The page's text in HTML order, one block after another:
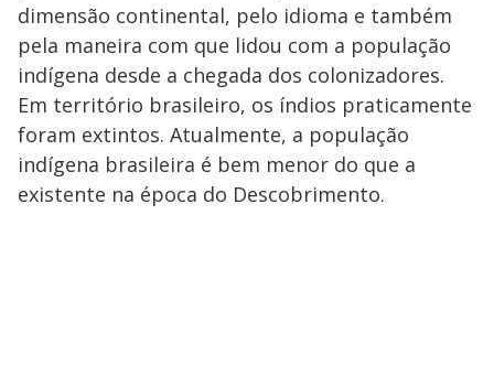
dimensão continental, pelo idioma e também
pela maneira com que lidou com a população
indígena desde a chegada dos colonizadores.
Em território brasileiro, os índios praticamente
foram extintos. Atualmente, a população
indígena brasileira é bem menor do que a
existente na época do Descobrimento.